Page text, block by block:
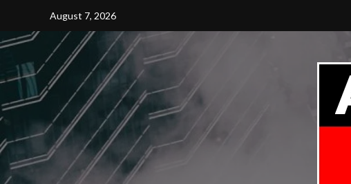
content
August 7, 2026